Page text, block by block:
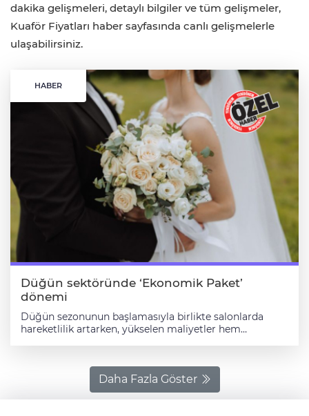
dakika gelişmeleri, detaylı bilgiler ve tüm gelişmeler,
Kuaför Fiyatları haber sayfasında canlı gelişmelerle
ulaşabilirsiniz.
HABER
Düğün sektöründe ‘Ekonomik Paket’
dönemi
Düğün sezonunun başlamasıyla birlikte salonlarda
hareketlilik artarken, yükselen maliyetler hem
düğün salonu işletmecileriyle sektörün nabzını tuttuk.
NİKAH SALONLARINDA HAREKETLİLİK Baharın
gelişiyle birlikte düğün sezonu resmen başlarken,
Bursa’da nikah salonlarında hareketlilik de zirveye
Daha Fazla Göster